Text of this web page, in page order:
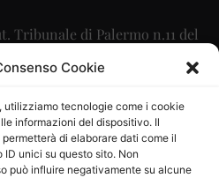
Cookie
utilizziamo tecnologie come i cookie
informazioni del dispositivo. Il
di elaborare dati come il
unici su questo sito. Non
può influire negativamente su alcune
Tribunale di Palermo n.11 del
09/2015
Maurizio Scaglione
Maria Calabrese